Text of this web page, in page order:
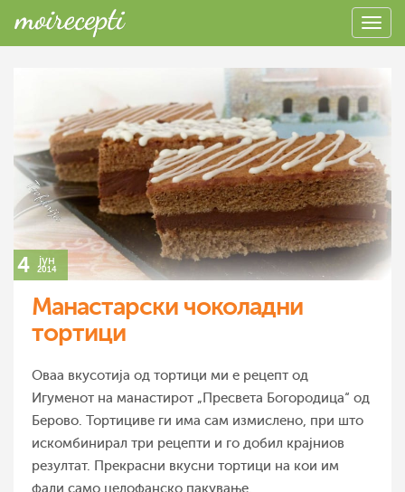
4 јун
2014
Манастарски чоколадни
тортици
Оваа вкусотија од тортици ми е рецепт од
Игуменот на манастирот „Пресвета Богородица“ од
Берово. Тортициве ги има сам измислено, при што
искомбинирал три рецепти и го добил крајниов
резултат. Прекрасни вкусни тортици на кои им